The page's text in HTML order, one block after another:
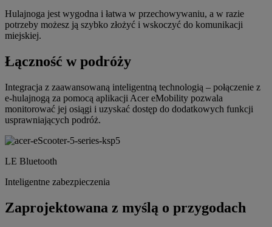
Hulajnoga jest wygodna i łatwa w przechowywaniu, a w razie
potrzeby możesz ją szybko złożyć i wskoczyć do komunikacji
miejskiej.
Łączność w podróży
Integracja z zaawansowaną inteligentną technologią – połączenie z
e-hulajnogą za pomocą aplikacji Acer eMobility pozwala
monitorować jej osiągi i uzyskać dostęp do dodatkowych funkcji
usprawniających podróż.
LE Bluetooth
Inteligentne zabezpieczenia
Zaprojektowana z myślą o przygodach